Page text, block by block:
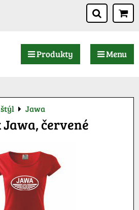
Produkty Menu
Jawa
červené